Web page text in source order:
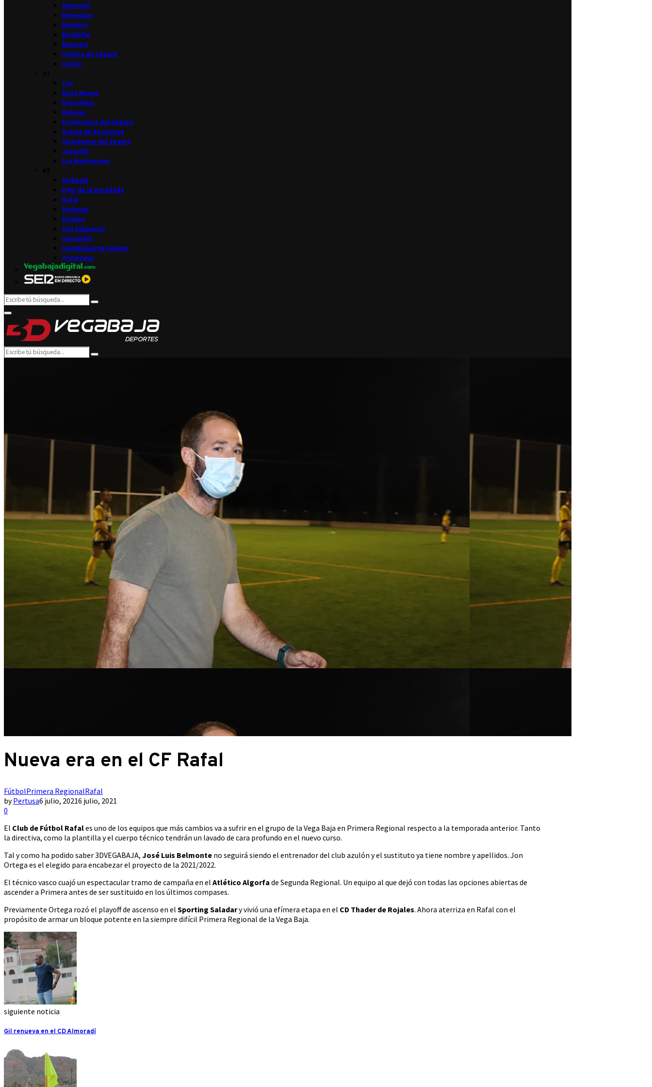
Almoradí
Benejúzar
Benferri
Benijófar
Bigastro
Callosa de Segura
Catral
Cox
Daya Nueva
Daya Vieja
Dolores
Formentera del Segura
Granja de Rocamora
Guardamar del Segura
Jacarilla
Los Montesinos
Orihuela
Pilar de la Horadada
Rafal
Redován
Rojales
San Fulgencio
San Isidro
San Miguel de Salinas
Torrevieja
Search
for:
Search
Primary
Menu
Search
for:
Search
Nueva era en el CF Rafal
FútbolPrimera RegionalRafal
byPertusa6 julio, 20216 julio, 2021
0
El Club de Fútbol Rafales uno de los equipos que más cambios va a sufrir en el grupo de la Vega Baja en Primera Regional respecto a la temporada anterior. Tanto
la directiva, como la plantilla y el cuerpo técnico tendrán un lavado de cara profundo en el nuevo curso.
Tal y como ha podido saber 3DVEGABAJA, José Luis Belmonte no seguirá siendo el entrenador del club azulón y el sustituto ya tiene nombre y apellidos. Jon
Ortega es el elegido para encabezar el proyecto de la 2021/2022.
El técnico vasco cuajó un espectacular tramo de campaña en el Atlético Algorfa de Segunda Regional. Un equipo al que dejó con todas las opciones abiertas de
ascender a Primera antes de ser sustituido en los últimos compases.
Previamente Ortega rozó el playoff de ascenso en el Sporting Saladary vivió una efímera etapa en el CD Thader de Rojales. Ahora aterriza en Rafal con el
propósito de armar un bloque potente en la siempre difícil Primera Regional de la Vega Baja.
siguiente noticia
Gil renueva en el CD Almoradí